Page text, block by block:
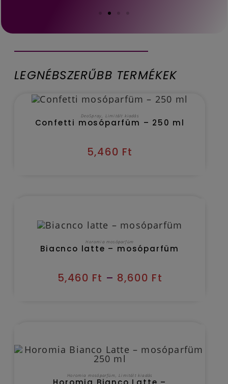
LEGNÉBSZERŰBB TERMÉKEK
TOVÁBB OLVASOM
DeoSpray, Limitált kiadás
Confetti mosóparfüm – 250 ml
5,460 Ft
OPCIÓK VÁLASZTÁSA
Horomia mosóparfüm
Biacnco latte – mosóparfüm
5,460 Ft – 8,600 Ft
OPCIÓK VÁLASZTÁSA
Horomia mosóparfüm ,Limitált kiadás